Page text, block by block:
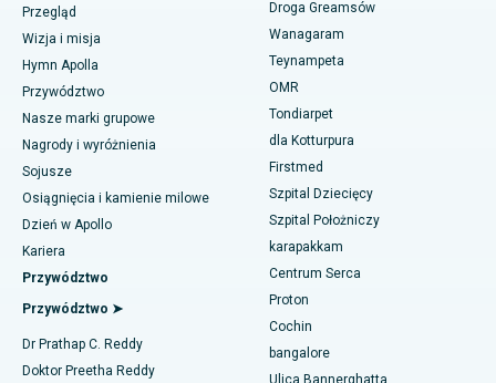
Znajdź dentystę
Znajdź pediatrię
Znajdź dermatologa
Znajdź urologa
Znajdź diabetologa
Najlepszy ośrodek kardiologiczny w Thousand Lights w
Ćennaju
Najlepszy szpital w Jubilee Hills, Hajdarabad
Najlepszy szpital w Tondiarpet, Chennai
Najlepszy szpital w Kotturpuram, Chennai
Najlepszy szpital na Kovai Road, Karur
Najlepszy szpital w Karapakkam, Chennai
Najlepszy szpital w Arilova, Vizag
Najlepszy szpital przy Kanpur Road w Lucknow
Rękawowa resekcja żołądka
Operacja laserowa Lasik
Korekcja nosa
Liposukcja
Angiogram wieńcowy
Wymiana przezcewnikowej zastawki aortalnej
Naprawa zastawki MitraClip
Minimalnie inwazyjna kardiochirurgia
Przegląd
Wizja i misja
Hymn Apolla
Przywództwo
Nasze marki grupowe
Nagrody i wyróżnienia
Sojusze
Osiągnięcia i kamienie milowe
Dzień w Apollo
Kariera
Przywództwo
Przywództwo ➤
Dr Prathap C. Reddy
Doktor Preetha Reddy
Droga Greamsów
Wanagaram
Teynampeta
OMR
Tondiarpet
dla Kotturpura
Firstmed
Szpital Dziecięcy
Szpital Położniczy
karapakkam
Centrum Serca
Proton
Cochin
bangalore